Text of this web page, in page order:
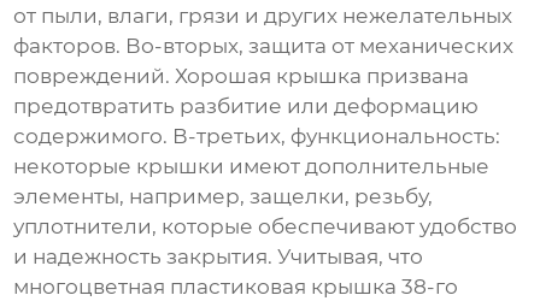
от пыли, влаги, грязи и других нежелательных
факторов. Во-вторых, защита от механических
повреждений. Хорошая крышка призвана
предотвратить разбитие или деформацию
содержимого. В-третьих, функциональность:
некоторые крышки имеют дополнительные
элементы, например, защелки, резьбу,
уплотнители, которые обеспечивают удобство
и надежность закрытия. Учитывая, что
многоцветная пластиковая крышка 38-го